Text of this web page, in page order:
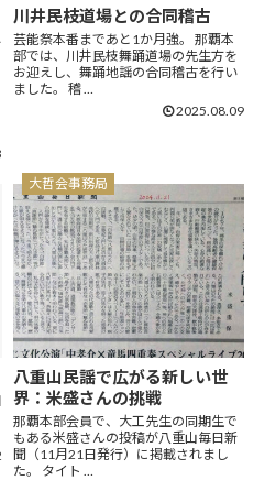
川井民枝道場との合同稽古
芸能祭本番まであと1か月強。 那覇本
部では、川井民枝舞踊道場の先生方を
お迎えし、舞踊地謡の合同稽古を行い
ました。 稽 …
2025.08.09
大哲会事務局
八重山民謡で広がる新しい世
界：米盛さんの挑戦
那覇本部会員で、大工先生の同期生で
もある米盛さんの投稿が八重山毎日新
聞（11月21日発行）に掲載されまし
た。 タイト …